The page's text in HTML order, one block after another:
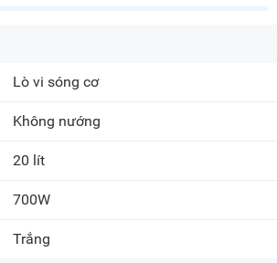
Lò vi sóng cơ
Không nướng
20 lít
700W
Trắng